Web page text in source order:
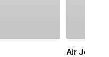
Air Jordan